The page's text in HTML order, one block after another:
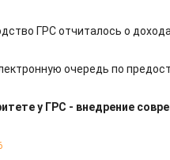
ГРС отчиталось о
очередь по
у ГРС - внедрение